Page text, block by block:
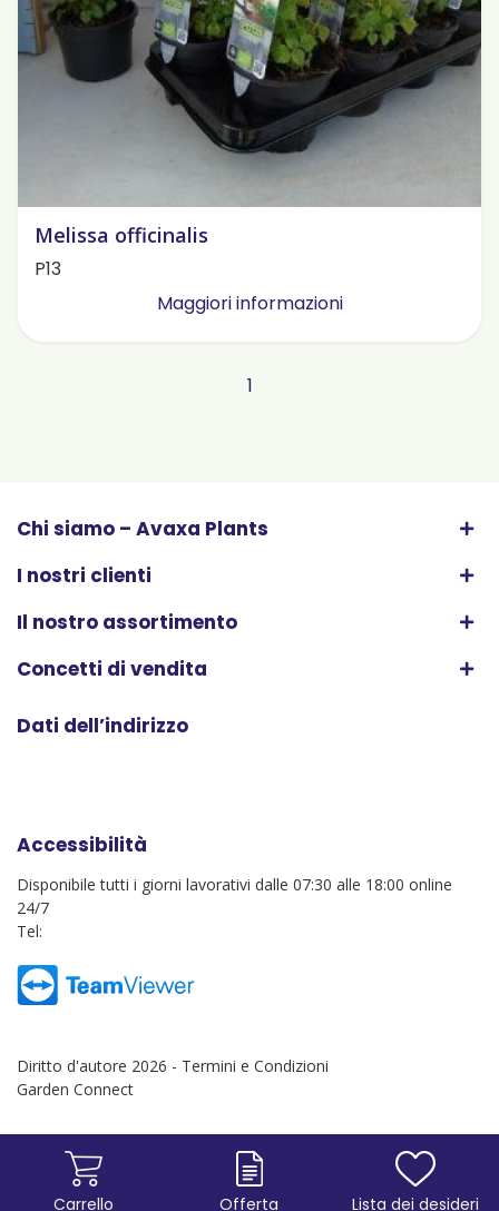
Melissa officinalis
P13
Maggiori informazioni
1
Chi siamo – Avaxa Plants
I nostri clienti
Il nostro assortimento
Concetti di vendita
Dati dell’indirizzo
Accessibilità
Disponibile tutti i giorni lavorativi dalle 07:30 alle 18:00 online
24/7
Tel:
Diritto d'autore 2026 - Termini e Condizioni
Garden Connect
Carrello Offerta Lista dei desideri